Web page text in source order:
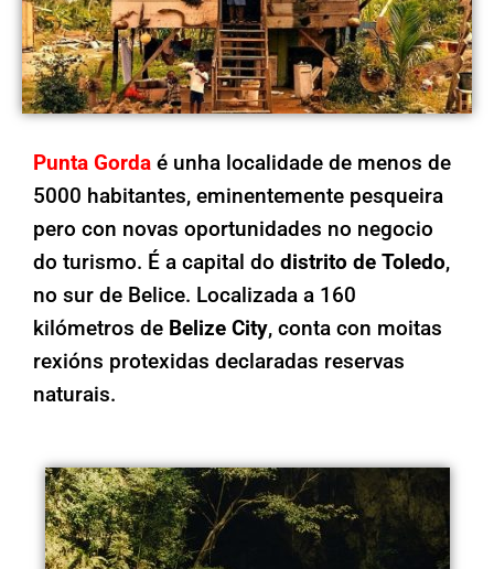
Punta Gorda é unha localidade de menos de
5000 habitantes, eminentemente pesqueira
pero con novas oportunidades no negocio
do turismo. É a capital do distrito de Toledo,
no sur de Belice. Localizada a 160
kilómetros de Belize City, conta con moitas
rexións protexidas declaradas reservas
naturais.